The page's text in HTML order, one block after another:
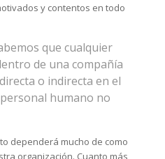
y contentos en todo
que cualquier
de una compañía
o indirecta en el
humano no
dependerá mucho de como
organización. Cuanto más